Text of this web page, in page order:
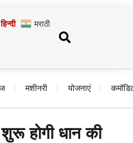
हिन्दी मराठी
मशीनरी योजनाएं
होगी धान की